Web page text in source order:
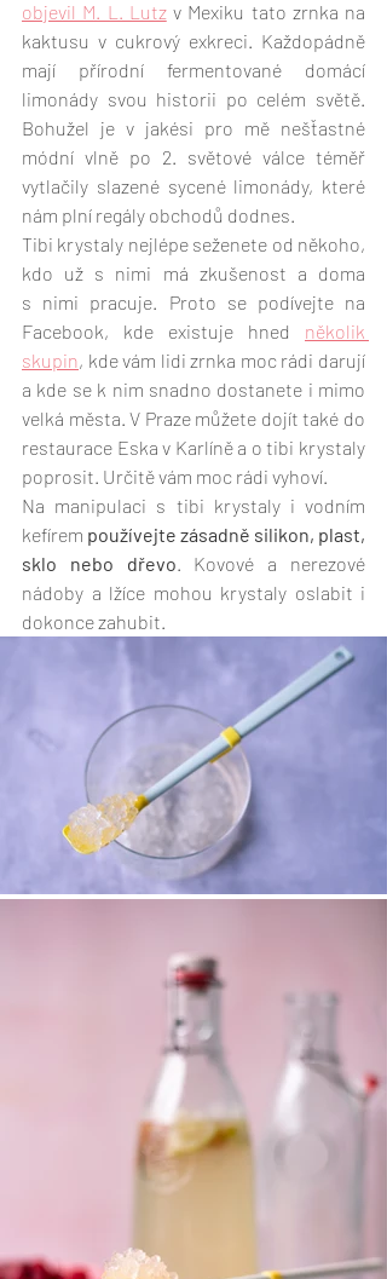
objevil M. L. Lutz v Mexiku tato zrnka na
kaktusu v cukrový exkreci. Každopádně
mají přírodní fermentované domácí
limonády svou historii po celém světě.
Bohužel je v jakési pro mě nešťastné
módní vlně po 2. světové válce téměř
vytlačily slazené sycené limonády, které
nám plní regály obchodů dodnes.
Tibi krystaly nejlépe seženete od někoho,
kdo už s nimi má zkušenost a doma
s nimi pracuje. Proto se podívejte na
Facebook, kde existuje hned několik
skupin, kde vám lidi zrnka moc rádi darují
a kde se k nim snadno dostanete i mimo
velká města. V Praze můžete dojít také do
restaurace Eska v Karlíně a o tibi krystaly
poprosit. Určitě vám moc rádi vyhoví.
Na manipulaci s tibi krystaly i vodním
kefírem používejte zásadně silikon, plast,
sklo nebo dřevo. Kovové a nerezové
nádoby a lžíce mohou krystaly oslabit i
dokonce zahubit.